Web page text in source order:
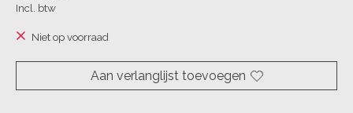
Incl. btw
Niet op voorraad
Aan verlanglijst toevoegen